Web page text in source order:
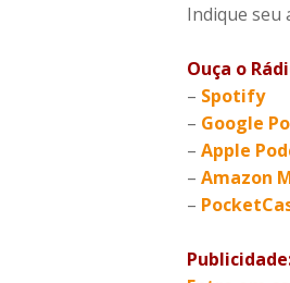
Indique seu
Ouça o
– Spotify
– Google
– Apple
– Amazon
–